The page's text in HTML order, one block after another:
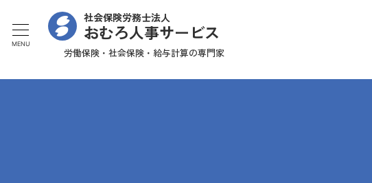
MENU
社会保険労務士法人
おむろ人事サービス
労働保険・社会保険・給与計算の専門家